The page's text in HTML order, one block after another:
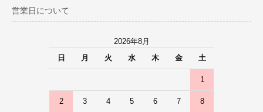
営業日について
2026年8月
日
月 火 水 木 金 土
1
2 3 4 5 6 7 8